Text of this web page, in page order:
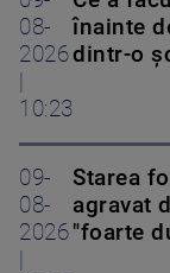
08-
2026
10:23
înainte
dintr-o
09-
08-
2026
Starea
agravat
"foarte